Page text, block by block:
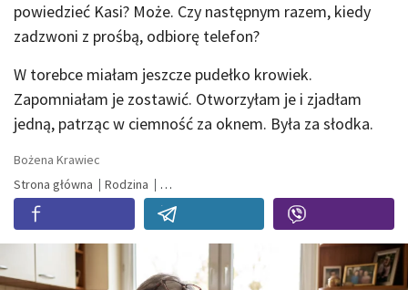
powiedzieć Kasi? Może. Czy następnym razem, kiedy
zadzwoni z prośbą, odbiorę telefon?
W torebce miałam jeszcze pudełko krowiek.
Zapomniałam je zostawić. Otworzyłam je i zjadłam
jedną, patrząc w ciemność za oknem. Była za słodka.
Bożena Krawiec
Strona główna
Rodzina